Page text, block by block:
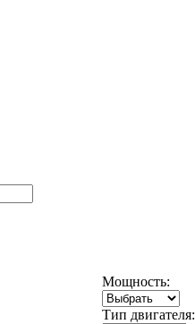
Мощность:
Тип двигателя: